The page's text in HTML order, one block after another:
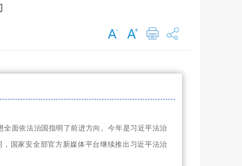
面依法治国指明了前进方向。今年是习近平法治
国家安全部官方新媒体平台继续推出习近平法治